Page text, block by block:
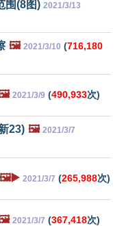
围(8图) 2021/3/13
🖼️ 2021/3/10 (716,180
2021/3/9 (490,933次)
23) 🖼️ 2021/3/7
🖼️▶️ 2021/3/7 (265,988次)
2021/3/7 (367,418次)